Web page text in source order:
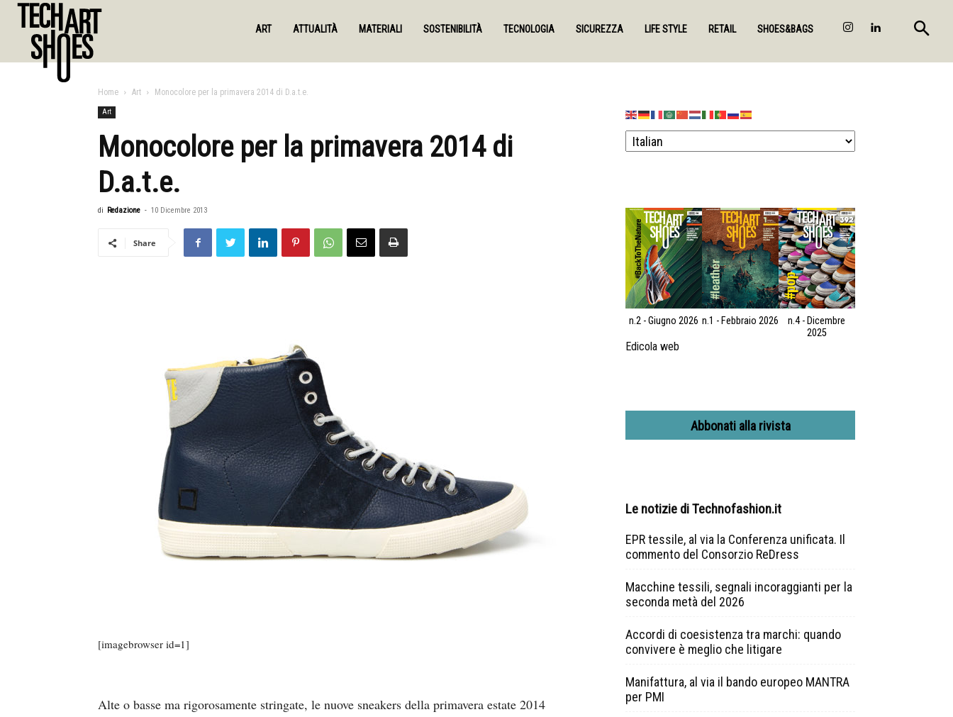
ART ATTUALITÀ MATERIALI SOSTENIBILITÀ TECNOLOGIA SICUREZZA LIFE STYLE RETAIL SHOES&BAGS
Home Art Monocolore per la primavera 2014 di D.a.t.e.
Art
Monocolore per la primavera 2014 di
D.a.t.e.
di Redazione - 10 Dicembre 2013
Share
[imagebrowser id=1]
Alte o basse ma rigorosamente stringate, le nuove sneakers della primavera estate 2014
n.2 - Giugno 2026 n.1 - Febbraio 2026
n.4 - Dicembre
2025
Edicola web
Abbonati alla rivista
Le notizie di Technofashion.it
EPR tessile, al via la Conferenza unificata. Il
commento del Consorzio ReDress
Macchine tessili, segnali incoraggianti per la
seconda metà del 2026
Accordi di coesistenza tra marchi: quando
convivere è meglio che litigare
Manifattura, al via il bando europeo MANTRA
per PMI